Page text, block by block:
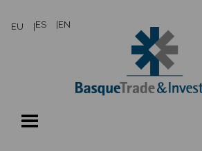
EU ES EN